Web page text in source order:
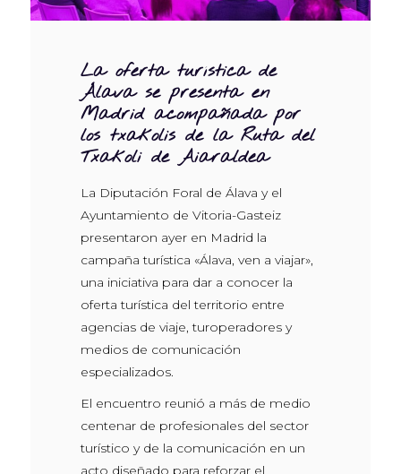
La oferta turística de
Álava se presenta en
Madrid acompañada por
los txakolis de la Ruta del
Txakoli de Aiaraldea
La Diputación Foral de Álava y el
Ayuntamiento de Vitoria-Gasteiz
presentaron ayer en Madrid la
campaña turística «Álava, ven a viajar»,
una iniciativa para dar a conocer la
oferta turística del territorio entre
agencias de viaje, turoperadores y
medios de comunicación
especializados.
El encuentro reunió a más de medio
centenar de profesionales del sector
turístico y de la comunicación en un
acto diseñado para reforzar el